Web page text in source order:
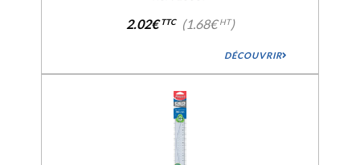
2.02€TTC (1.68€HT)
DÉCOUVRIR